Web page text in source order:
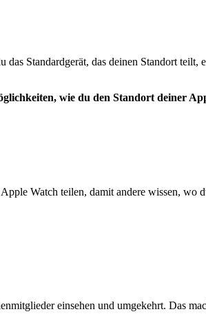
Standardgerät, das deinen Standort teilt,
wie du den Standort deiner
Watch teilen, damit andere wissen, wo
einsehen und umgekehrt. Das